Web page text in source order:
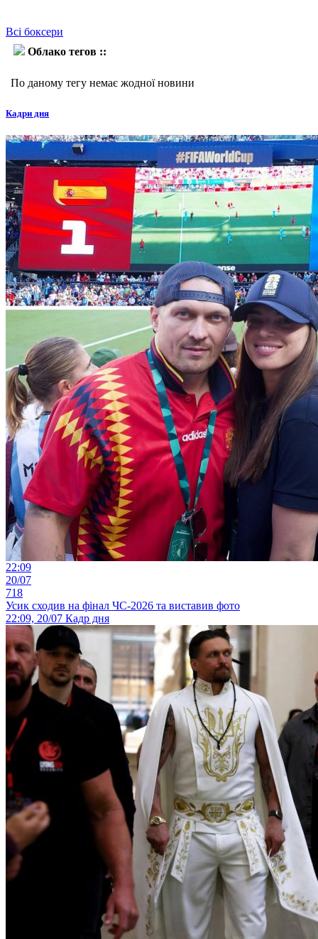
Всі боксери
Облако тегов ::
По даному тегу немає жодної новини
Кадри дня
22:09
20/07
718
Усик сходив на фінал ЧС-2026 та виставив фото
22:09, 20/07 Кадр дня